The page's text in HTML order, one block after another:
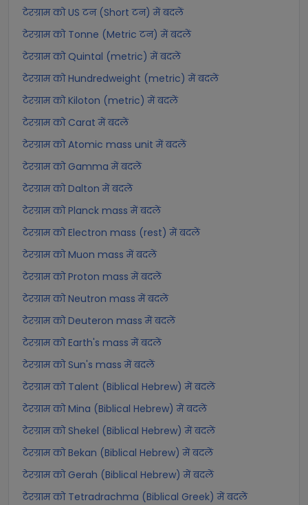
टेरग्राम को US टन (Short टन) में बदलें
टेरग्राम को Tonne (Metric टन) में बदलें
टेरग्राम को Quintal (metric) में बदलें
टेरग्राम को Hundredweight (metric) में बदलें
टेरग्राम को Kiloton (metric) में बदलें
टेरग्राम को Carat में बदलें
टेरग्राम को Atomic mass unit में बदलें
टेरग्राम को Gamma में बदलें
टेरग्राम को Dalton में बदलें
टेरग्राम को Planck mass में बदलें
टेरग्राम को Electron mass (rest) में बदलें
टेरग्राम को Muon mass में बदलें
टेरग्राम को Proton mass में बदलें
टेरग्राम को Neutron mass में बदलें
टेरग्राम को Deuteron mass में बदलें
टेरग्राम को Earth's mass में बदलें
टेरग्राम को Sun's mass में बदलें
टेरग्राम को Talent (Biblical Hebrew) में बदलें
टेरग्राम को Mina (Biblical Hebrew) में बदलें
टेरग्राम को Shekel (Biblical Hebrew) में बदलें
टेरग्राम को Bekan (Biblical Hebrew) में बदलें
टेरग्राम को Gerah (Biblical Hebrew) में बदलें
टेरग्राम को Tetradrachma (Biblical Greek) में बदलें